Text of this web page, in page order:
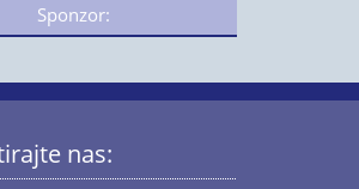
Sponzor:
nas: